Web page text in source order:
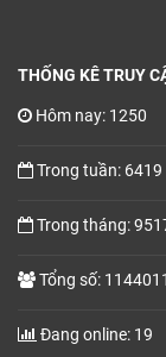
THỐNG KÊ TRUY
Hôm nay: 1250
Trong tuần: 6419
Trong tháng:
Tổng số: 1144011
Đang online: 19